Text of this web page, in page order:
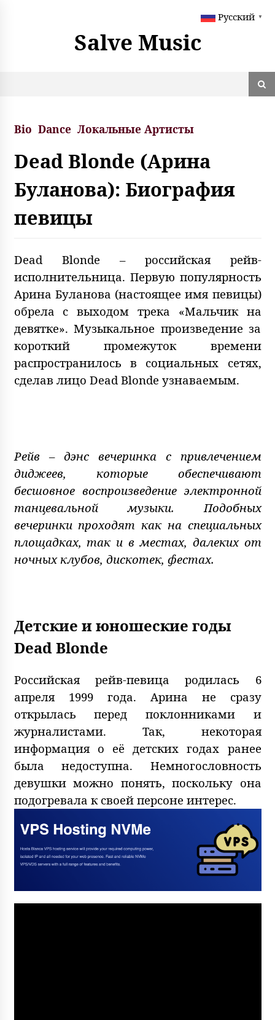
Salve Music
Bio Dance Локальные Артисты
Dead Blonde (Арина
Буланова): Биография
певицы
Dead Blonde – российская рейв-
исполнительница. Первую популярность
Арина Буланова (настоящее имя певицы)
обрела с выходом трека «Мальчик на
девятке». Музыкальное произведение за
короткий промежуток времени
распространилось в социальных сетях,
сделав лицо Dead Blonde узнаваемым.
Рейв – дэнс вечеринка с привлечением
диджеев, которые обеспечивают
бесшовное воспроизведение электронной
танцевальной музыки. Подобных
вечеринки проходят как на специальных
площадках, так и в местах, далеких от
ночных клубов, дискотек, фестах.
Детские и юношеские годы
Dead Blonde
Российская рейв-певица родилась 6
апреля 1999 года. Арина не сразу
открылась перед поклонниками и
журналистами. Так, некоторая
информация о её детских годах ранее
была недоступна. Немногословность
девушки можно понять, поскольку она
подогревала к своей персоне интерес.
Русский ▼